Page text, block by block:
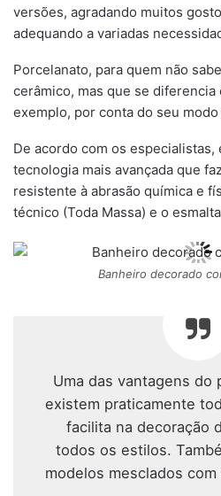
versões, agradando muitos
adequando a variadas
Porcelanato, para quem não
cerâmico, mas que se
exemplo, por conta do seu
De acordo com os especialistas,
tecnologia mais avançada que
resistente à abrasão química e
técnico (Toda Massa) e o
Banheiro decorado
Uma das vantagens do
existem praticamente
facilita na decoração
todos os estilos.
modelos mesclados